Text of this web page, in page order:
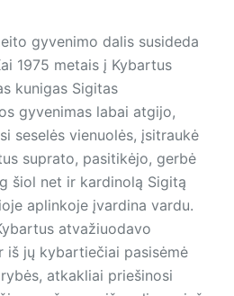
gyvenimo dalis susideda
1975 metais į Kybartus
kunigas Sigitas
gyvenimas labai atgijo,
seselės vienuolės, įsitraukė
suprato, pasitikėjo, gerbė
šiol net ir kardinolą Sigitą
aplinkoje įvardina vardu.
atvažiuodavo
iš jų kybartiečiai pasisėmė
atkakliai priešinosi